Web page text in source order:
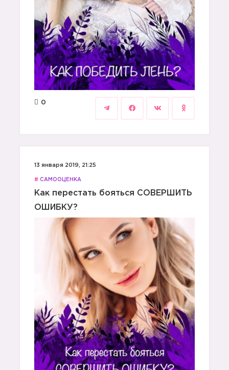
0
13 января 2019, 21:25
# САМООЦЕНКА
Как перестать бояться СОВЕРШИТЬ
ОШИБКУ?